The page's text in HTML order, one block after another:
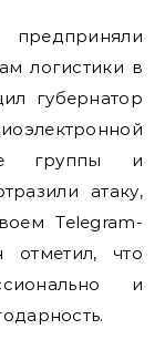
логистики в
губернатор
группы и
атаку,
Telegram-
отметил, что
и